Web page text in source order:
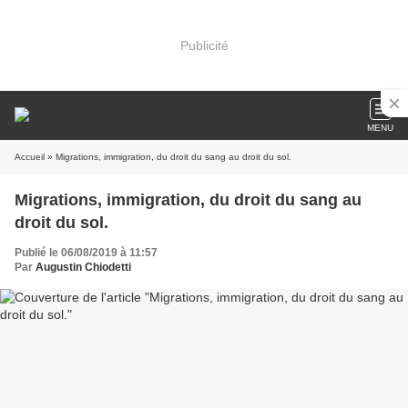
Publicité
MENU
Accueil » Migrations, immigration, du droit du sang au droit du sol.
Migrations, immigration, du droit du sang au
droit du sol.
Publié le 06/08/2019 à 11:57
Par Augustin Chiodetti